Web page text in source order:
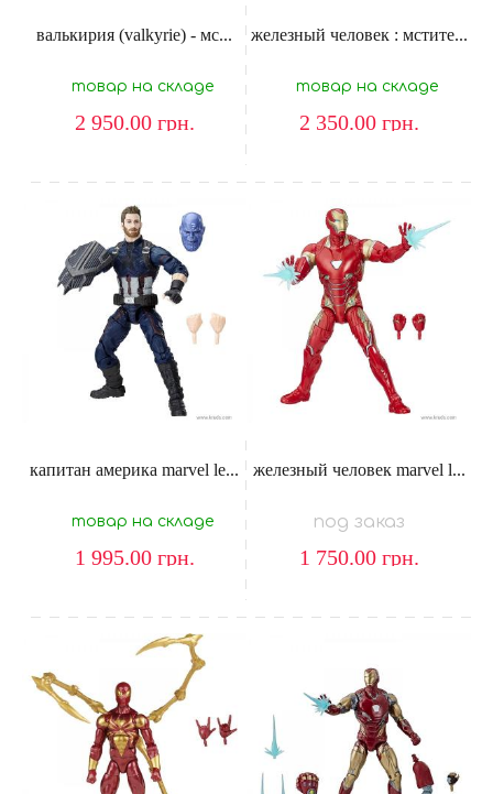
валькирия (valkyrie) - мс...
товар на складе
2 950.00 грн.
железный человек : мстите...
товар на складе
2 350.00 грн.
капитан америка marvel le...
товар на складе
1 995.00 грн.
железный человек marvel l...
под заказ
1 750.00 грн.